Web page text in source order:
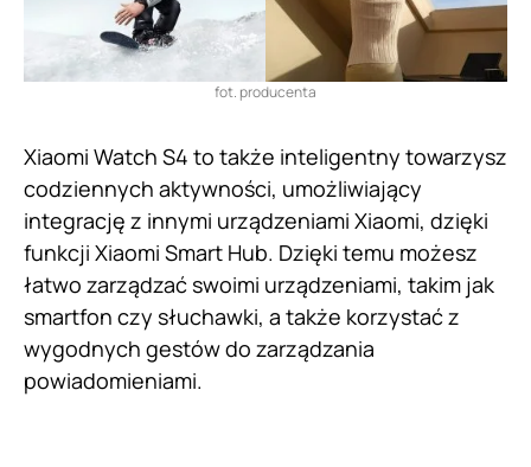
fot. producenta
Xiaomi Watch S4 to także inteligentny towarzysz
codziennych aktywności, umożliwiający
integrację z innymi urządzeniami Xiaomi, dzięki
funkcji Xiaomi Smart Hub. Dzięki temu możesz
łatwo zarządzać swoimi urządzeniami, takim jak
smartfon czy słuchawki, a także korzystać z
wygodnych gestów do zarządzania
powiadomieniami.